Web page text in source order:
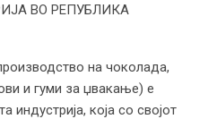
ВО РЕПУБЛИКА
на чоколада,
и гуми за џвакање) е
индустрија, која со својот